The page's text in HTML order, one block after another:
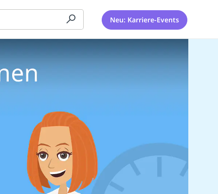
Neu: Karriere-Events